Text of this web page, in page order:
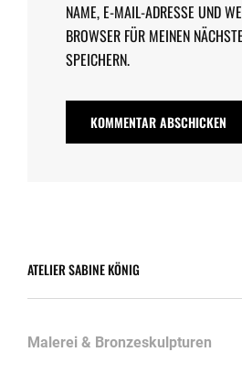
NAME, E-MAIL-ADRESSE UND
BROWSER FÜR MEINEN
SPEICHERN.
ATELIER SABINE KÖNIG
Malerei & Bronzeskulpturen